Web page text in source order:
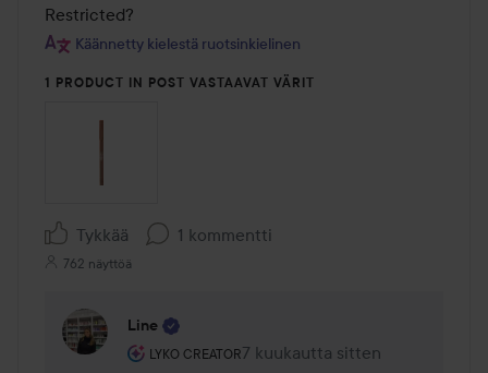
Restricted?
Käännetty kielestä ruotsinkielinen
1 PRODUCT IN POST VASTAAVAT VÄRIT
Tykkää 1 kommentti
762 näyttöä
Line
LYKO CREATOR
Käyttäjän rooli: Lyko Creator.
7 kuukautta sitten
Kommentti lisättiin 7 kuukautta